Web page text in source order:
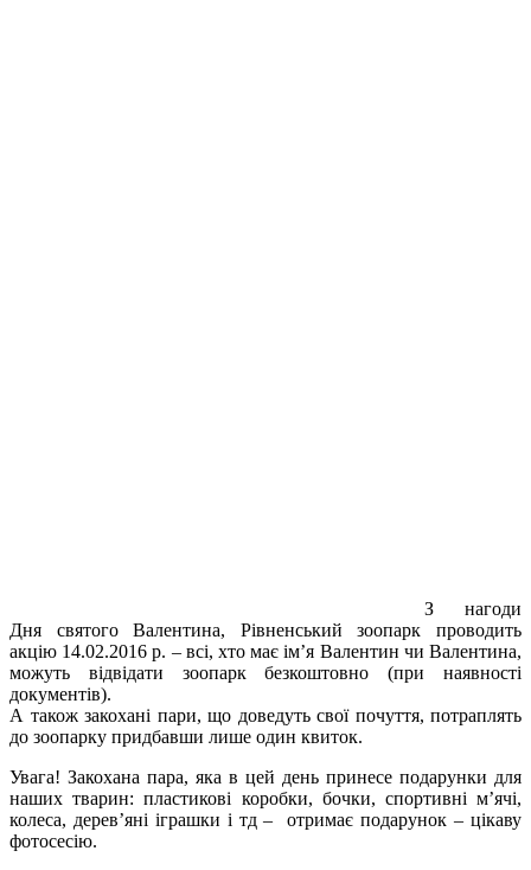
З нагоди
Дня святого Валентина, Рівненський зоопарк проводить
акцію 14.02.2016 р. – всі, хто має ім’я Валентин чи Валентина,
можуть відвідати зоопарк безкоштовно (при наявності
документів).
А також закохані пари, що доведуть свої почуття, потраплять
до зоопарку придбавши лише один квиток.
Увага! Закохана пара, яка в цей день принесе подарунки для
наших тварин: пластикові коробки, бочки, спортивні м’ячі,
колеса, дерев’яні іграшки і тд – отримає подарунок – цікаву
фотосесію.